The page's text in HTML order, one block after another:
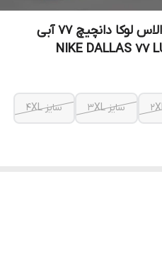
ست جرزی بسکتبالی نایک دالاس لوکا دانچیچ 77 آبی
سایز 3XL سایز 4XL